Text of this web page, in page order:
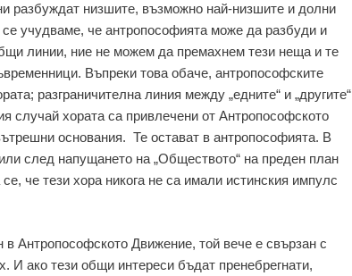
разбуждат низшите, възможно най-низшите и долни
учудваме, че антропософията може да разбуди и
линии, ние не можем да премахнем тези неща и те
Въпреки това обаче, антропософските
разграничителна линия между „едните“ и „другите“
случай хората са привлечени от Антропософското
основания. Те остават в антропософията. В
след напущането на „Обществото“ на преден план
че тези хора никога не са имали истинския импулс
в Антропософското Движение, той вече е свързан с
И ако тези общи интереси бъдат пренебрегнати,